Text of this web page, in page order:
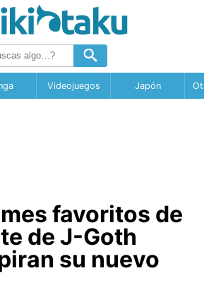
Videojuegos Japón
favoritos de
de J-Goth
su nuevo